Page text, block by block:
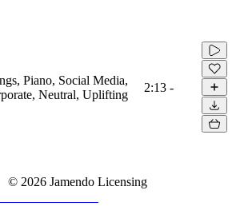
Piano, Social Media,
Neutral, Uplifting
2:13 -
© 2026 Jamendo Licensing